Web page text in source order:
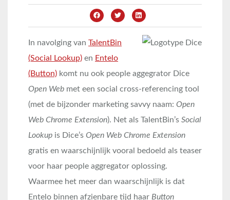
In navolging van TalentBin
(Social Lookup) en Entelo
(Button) komt nu ook people aggegrator Dice
Open Web met een social cross-referencing tool
(met de bijzonder marketing savvy naam: Open
Web Chrome Extension). Net als TalentBin’s Social
Lookup is Dice’s Open Web Chrome Extension
gratis en waarschijnlijk vooral bedoeld als teaser
voor haar people aggregator oplossing.
Waarmee het meer dan waarschijnlijk is dat
Entelo binnen afzienbare tijd haar Button